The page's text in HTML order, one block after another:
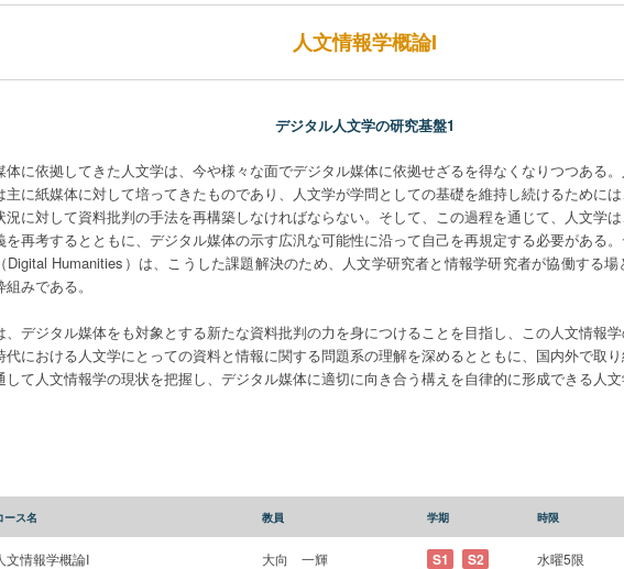
人文情報学概論I
デジタル人文学の研究基盤1
体に依拠してきた人文学は、今や様々な面でデジタル媒体に依拠せざるを得なくなりつつある
主に紙媒体に対して培ってきたものであり、人文学が学問としての基礎を維持し続けるために
況に対して資料批判の手法を再構築しなければならない。そして、この過程を通じて、人文学
を再考するとともに、デジタル媒体の示す広汎な可能性に沿って自己を再規定する必要がある
Digital Humanities）は、こうした課題解決のため、人文学研究者と情報学研究者が協働する
みである。
、デジタル媒体をも対象とする新たな資料批判の力を身につけることを目指し、この人文情報
代における人文学にとっての資料と情報に関する問題系の理解を深めるとともに、国内外で取
して人文情報学の現状を把握し、デジタル媒体に適切に向き合う構えを自律的に形成できる人
ース名 教員 学期 時限
文情報学概論I 大向 一輝 S1 S2 水曜5限